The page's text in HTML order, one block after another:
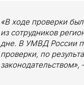
«В ходе проверки
из сотрудников
дне. В УМВД России
проверки, по